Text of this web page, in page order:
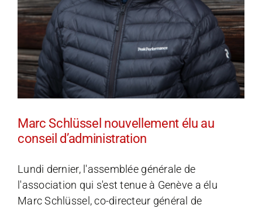
Marc Schlüssel nouvellement élu au
conseil d’administration
Lundi dernier, l'assemblée générale de
l'association qui s'est tenue à Genève a élu
Marc Schlüssel, co-directeur général de